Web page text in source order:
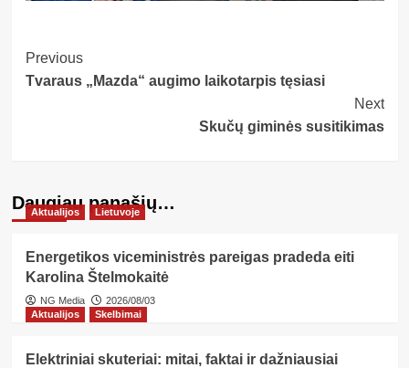
Post
Navigation
Previous
Tvaraus „Mazda“ augimo laikotarpis tęsiasi
Next
Skučų giminės susitikimas
Daugiau panašių…
Aktualijos Lietuvoje
Energetikos viceministrės pareigas pradeda eiti
Karolina Štelmokaitė
NG Media
2026/08/03
Aktualijos
Skelbimai
Elektriniai skuteriai: mitai, faktai ir dažniausiai